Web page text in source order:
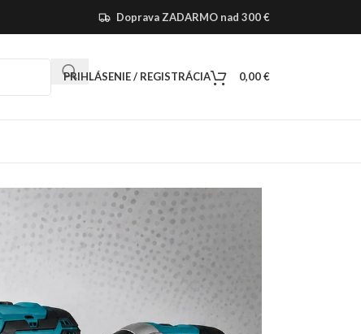
Doprava ZADARMO nad 300 €
PRIHLÁSENIE / REGISTRÁCIA 0,00€